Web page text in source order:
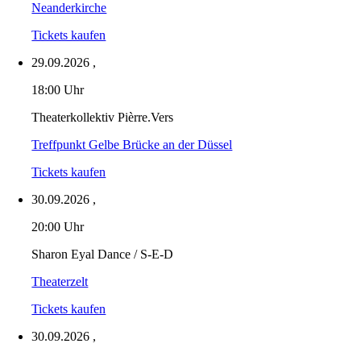
Neanderkirche
Tickets kaufen
29.09.2026 ,
18:00 Uhr
Theaterkollektiv Pièrre.Vers
Treffpunkt Gelbe Brücke an der Düssel
Tickets kaufen
30.09.2026 ,
20:00 Uhr
Sharon Eyal Dance / S-E-D
Theaterzelt
Tickets kaufen
30.09.2026 ,